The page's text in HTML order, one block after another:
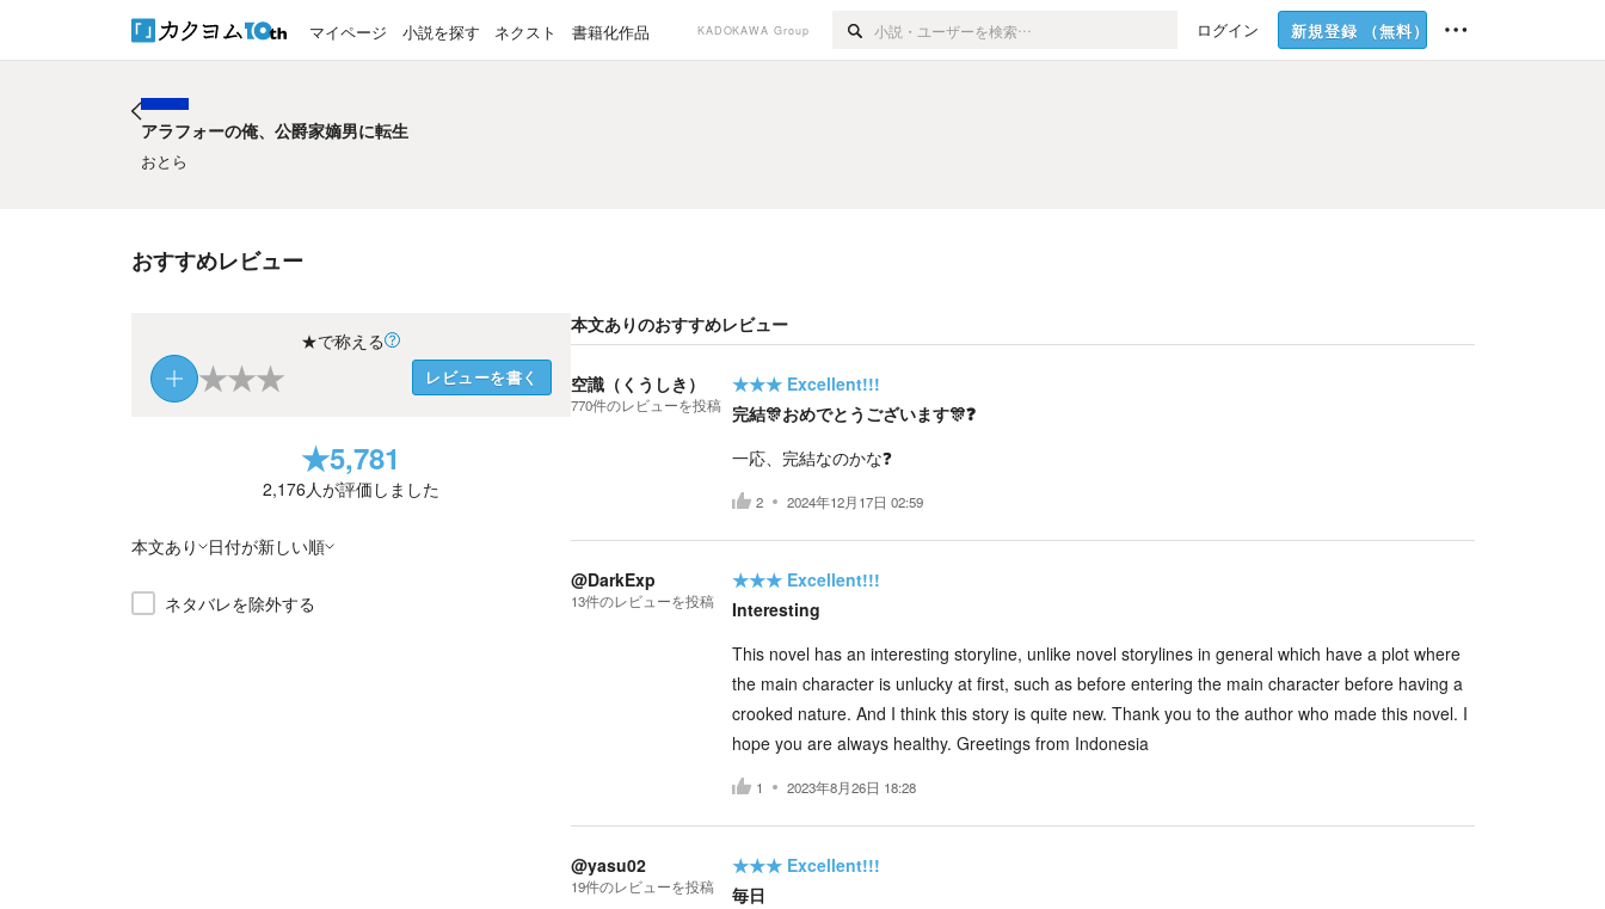
マイページ 小説を探す ネクスト 書籍化作品 KADOKAWA Group ログイン 新規登録 （無料）
アラフォーの俺、公爵家嫡男に転生
おとら
おすすめレビュー
★で称える
★★★ レビューを書く
★5,781
2,176人が評価しました
本文あり 日付が新しい順
ネタバレを除外する
本文ありのおすすめレビュー
空識（くうしき）
770件のレビューを投稿
★★★ Excellent!!!
完結🎊おめでとうございます🎊❓
一応、完結なのかな❓
2 2024年12月17日 02:59
@DarkExp
13件のレビューを投稿
★★★ Excellent!!!
Interesting
This novel has an interesting storyline, unlike novel storylines in general which have a plot where
the main character is unlucky at first, such as before entering the main character before having a
crooked nature. And I think this story is quite new. Thank you to the author who made this novel. I
hope you are always healthy. Greetings from Indonesia
1 2023年8月26日 18:28
@yasu02
19件のレビューを投稿
★★★ Excellent!!!
毎日